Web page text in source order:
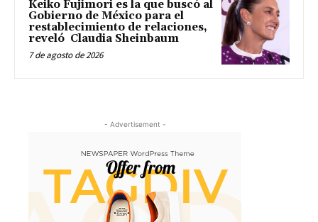
Keiko Fujimori es la que buscó al
Gobierno de México para el
restablecimiento de relaciones,
reveló Claudia Sheinbaum
7 de agosto de 2026
- Advertisement -